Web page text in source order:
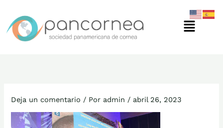
contenido
Menú
Deja un comentario / Por admin / abril 26, 2023